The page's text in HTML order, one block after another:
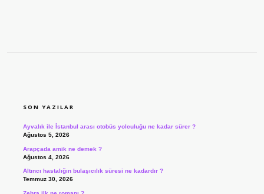
SON YAZILAR
Ayvalık ile İstanbul arası otobüs yolculuğu ne kadar sürer ?
Ağustos 5, 2026
Arapçada amik ne demek ?
Ağustos 4, 2026
Altıncı hastalığın bulaşıcılık süresi ne kadardır ?
Temmuz 30, 2026